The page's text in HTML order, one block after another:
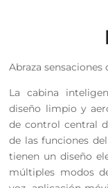
Abraza
La cabina
diseño limpio y
de control central
de las funciones
tienen un diseño
múltiples modos